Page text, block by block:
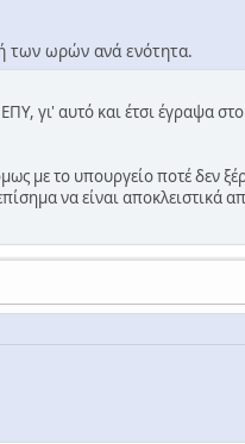
των ωρών ανά ενότητα.
γι' αυτό και έτσι έγραψα
με το υπουργείο ποτέ δεν
να είναι αποκλειστικά